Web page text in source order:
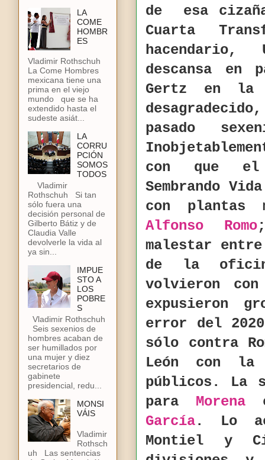
de
esa
Cuarta
hacendario,
descansa en
Gertz en la
pasado
con que el
Sembrando
con plantas
Alfonso Romo
malestar
de la
volvieron
expusieron
error del
sólo contra
León con la
públicos. La
para Morena
García. Lo
Montiel y
LA
COME
HOMBR
ES
Vladimir Rothschuh
La Come Hombres
mexicana tiene una
prima en el viejo
mundo que se ha
extendido hasta el
sudeste asiát...
LA
CORRU
PCIÓN
SOMOS
TODOS
Vladimir
Rothschuh Si tan
sólo fuera una
decisión personal de
Gilberto Bátiz y de
Claudia Valle
devolverle la vida al
ya sin...
IMPUE
STO A
LOS
POBRE
S
Vladimir Rothschuh
Seis sexenios de
hombres acaban de
ser humillados por
una mujer y diez
secretarios de
gabinete
presidencial, redu...
MONSI
VÁIS
Vladimir
Rothsch
uh Las sentencias